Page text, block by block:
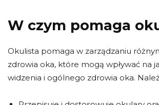
W czym pomaga
Okulista pomaga w zarządzaniu
zdrowia oka, które mogą wpływać na
widzenia i ogólnego zdrowia oka.